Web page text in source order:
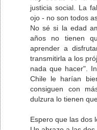
justicia social. La
ojo - no son todos
No sé si la edad
años no tienen
aprender a
transmitirla a los
nada que hacer".
Chile le harían
consiguen con
dulzura lo tienen
Espero que las dos